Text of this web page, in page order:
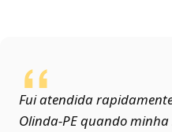
Fui atendida
Olinda‑PE quando